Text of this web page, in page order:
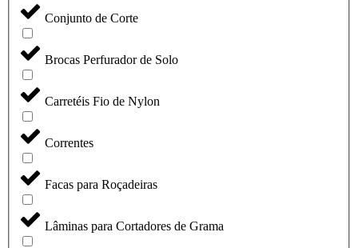
Conjunto de Corte
Brocas Perfurador de Solo
Carretéis Fio de Nylon
Correntes
Facas para Roçadeiras
Lâminas para Cortadores de Grama